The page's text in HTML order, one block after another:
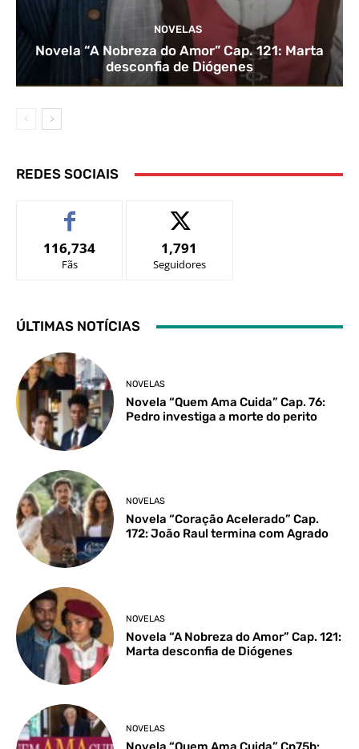
NOVELAS
Novela “A Nobreza do Amor” Cap. 121: Marta
desconfia de Diógenes
REDES SOCIAIS
116,734
Fãs
1,791
Seguidores
ÚLTIMAS NOTÍCIAS
NOVELAS
Novela “Quem Ama Cuida” Cap. 76:
Pedro investiga a morte do perito
NOVELAS
Novela “Coração Acelerado” Cap.
172: João Raul termina com Agrado
NOVELAS
Novela “A Nobreza do Amor” Cap. 121:
Marta desconfia de Diógenes
NOVELAS